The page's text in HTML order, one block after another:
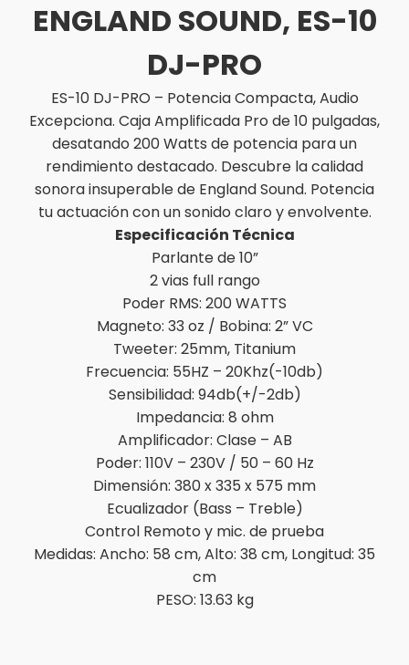
ENGLAND SOUND, ES-10
DJ-PRO
ES-10 DJ-PRO – Potencia Compacta, Audio
Excepciona. Caja Amplificada Pro de 10 pulgadas,
desatando 200 Watts de potencia para un
rendimiento destacado. Descubre la calidad
sonora insuperable de England Sound. Potencia
tu actuación con un sonido claro y envolvente.
Especificación Técnica
Parlante de 10”
2 vias full rango
Poder RMS: 200 WATTS
Magneto: 33 oz / Bobina: 2” VC
Tweeter: 25mm, Titanium
Frecuencia: 55HZ – 20Khz(-10db)
Sensibilidad: 94db(+/-2db)
Impedancia: 8 ohm
Amplificador: Clase – AB
Poder: 110V – 230V / 50 – 60 Hz
Dimensión: 380 x 335 x 575 mm
Ecualizador (Bass – Treble)
Control Remoto y mic. de prueba
Medidas: Ancho: 58 cm, Alto: 38 cm, Longitud: 35
cm
PESO: 13.63 kg